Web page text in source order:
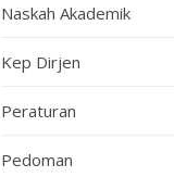
Naskah Akademik
Kep Dirjen
Peraturan
Pedoman